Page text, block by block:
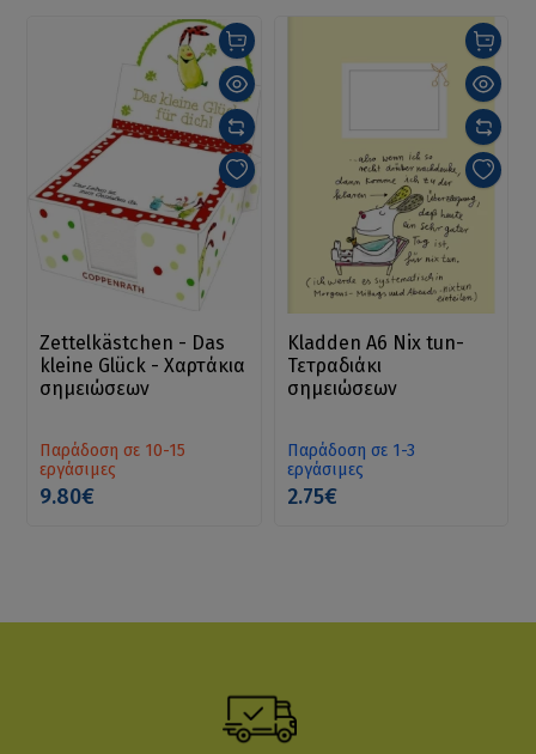
Zettelkästchen - Das
kleine Glück - Χαρτάκια
σημειώσεων
Παράδοση σε 10-15
εργάσιμες
9.80€
Kladden A6 Nix tun-
Τετραδιάκι
σημειώσεων
Παράδοση σε 1-3
εργάσιμες
2.75€